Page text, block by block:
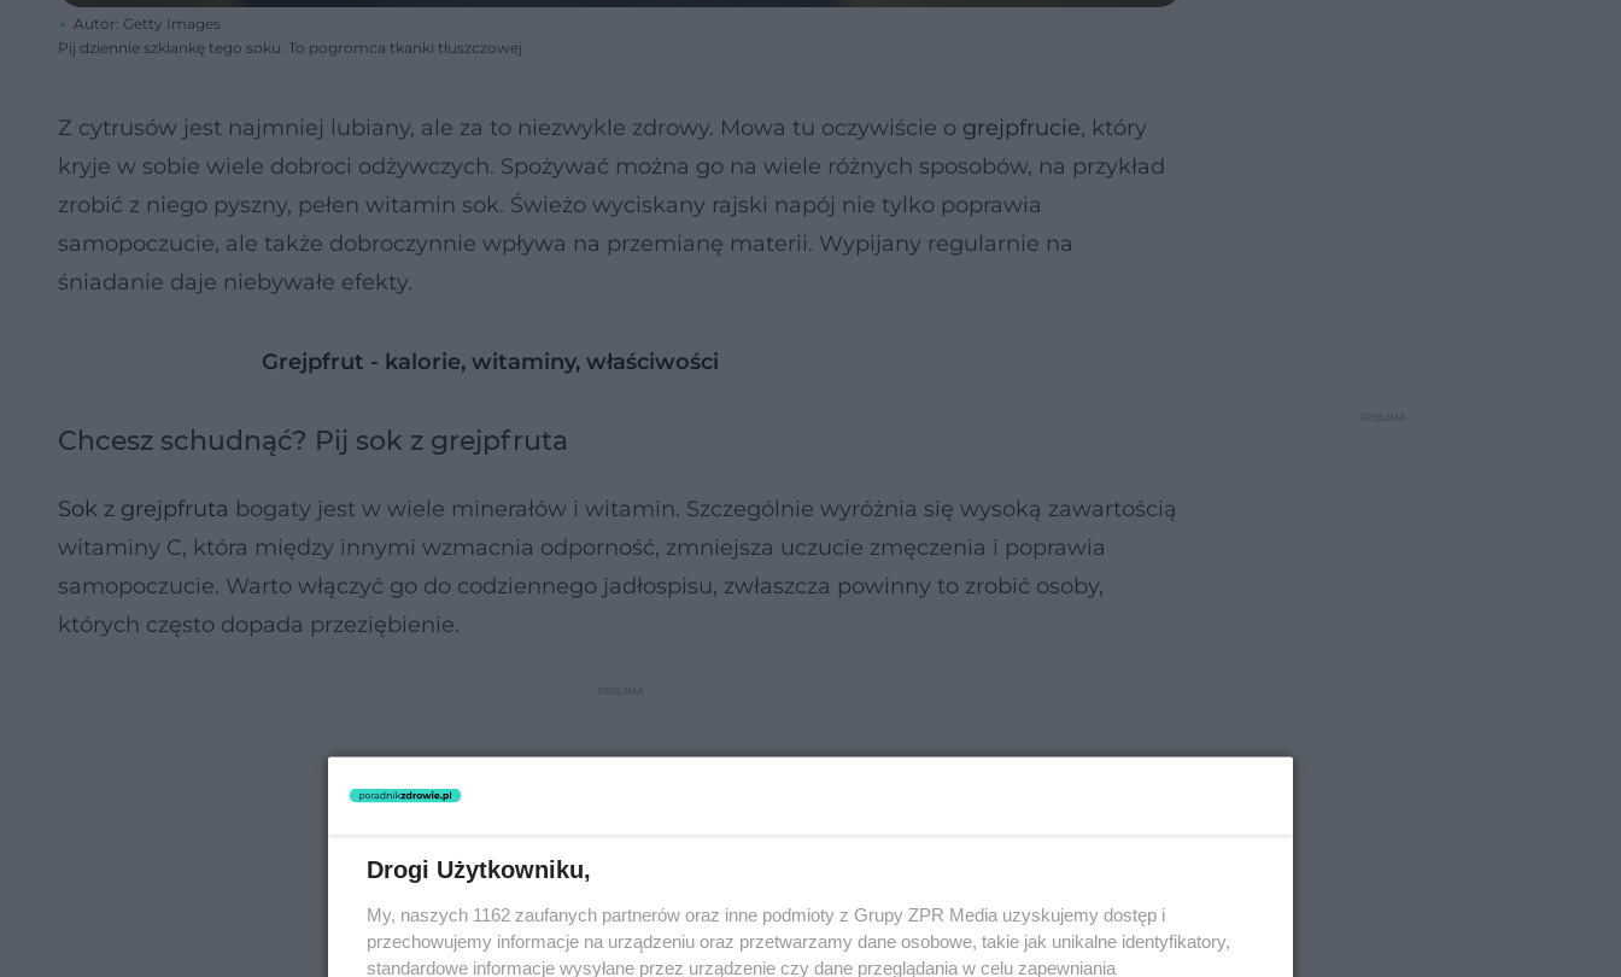
Autor: Getty Images
Pij dziennie szklankę tego soku. To pogromca tkanki tłuszczowej
Z cytrusów jest najmniej lubiany, ale za to niezwykle zdrowy. Mowa tu oczywiście o grejpfrucie, który
kryje w sobie wiele dobroci odżywczych. Spożywać można go na wiele różnych sposobów, na przykład
zrobić z niego pyszny, pełen witamin sok. Świeżo wyciskany rajski napój nie tylko poprawia
samopoczucie, ale także dobroczynnie wpływa na przemianę materii. Wypijany regularnie na
śniadanie daje niebywałe efekty.
Grejpfrut - kalorie, witaminy, właściwości
Chcesz schudnąć? Pij sok z grejpfruta
Sok z grejpfruta bogaty jest w wiele minerałów i witamin. Szczególnie wyróżnia się wysoką zawartością
witaminy C, która między innymi wzmacnia odporność, zmniejsza uczucie zmęczenia i poprawia
samopoczucie. Warto włączyć go do codziennego jadłospisu, zwłaszcza powinny to zrobić osoby,
których często dopada przeziębienie.
Drogi Użytkowniku,
My, naszych 1162 zaufanych partnerów oraz inne podmioty z Grupy ZPR Media uzyskujemy dostęp i
przechowujemy informacje na urządzeniu oraz przetwarzamy dane osobowe, takie jak unikalne identyfikatory,
standardowe informacje wysyłane przez urządzenie czy dane przeglądania w celu zapewniania